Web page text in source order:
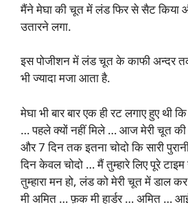
मैंने मेघा की चूत में लंड फिर से सैट किया
उतारने लगा.
इस पोजीशन में लंड चूत के काफी अन्दर
भी ज्यादा मजा आता है.
मेघा भी बार बार एक ही रट लगाए हुए थी
… पहले क्यों नहीं मिले … आज मेरी चूत की
और 7 दिन तक इतना चोदो कि सारी
दिन केवल चोदो … मैं तुम्हारे लिए पूरे टाइम
तुम्हारा मन हो, लंड को मेरी चूत में डाल
मी अमित … फ़क मी हार्डर … अमित …